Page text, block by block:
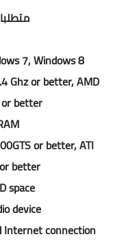
7, Windows 8
Ghz or better, AMD
better
or better, ATI
better
space
device
Internet connection